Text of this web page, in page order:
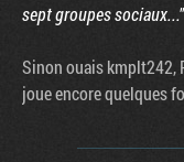
sept groupes sociaux..."
Sinon ouais kmplt242,
joue encore quelques